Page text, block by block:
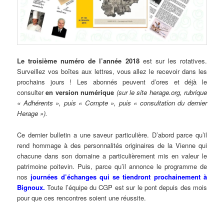
Le troisième numéro de l’année 2018est sur les rotatives.
Surveillez vos boîtes aux lettres, vous allez le recevoir dans les
prochains jours ! Les abonnés peuvent d’ores et déjà le
consulteren version numérique (sur le site herage.org, rubrique
« Adhérents », puis « Compte », puis « consultation du dernier
Herage »).
Ce dernier bulletin a une saveur particulière. D’abord parce qu’il
rend hommage à des personnalités originaires de la Vienne qui
chacune dans son domaine a particulièrement mis en valeur le
patrimoine poitevin. Puis, parce qu’il annonce le programme de
nos journées d’échanges qui se tiendront prochainement à
Bignoux. Toute l’équipe du CGP est sur le pont depuis des mois
pour que ces rencontres soient une réussite.